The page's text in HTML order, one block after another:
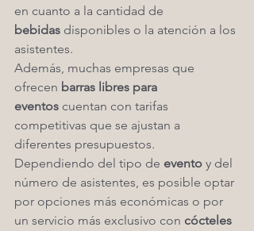
en cuanto a la cantidad de
bebidas disponibles o la atención a los
asistentes.
Además, muchas empresas que
ofrecen barras libres para
eventos cuentan con tarifas
competitivas que se ajustan a
diferentes presupuestos.
Dependiendo del tipo de evento y del
número de asistentes, es posible optar
por opciones más económicas o por
un servicio más exclusivo con cócteles